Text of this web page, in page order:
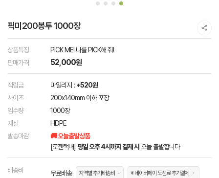
픽미200봉투 1000장
상품특징
PICK ME! 나를 PICK해 줘!
판매가격
52,000원
적립금 마일리지 : +520원
사이즈
200x140mm 이하 포장
입수량
1000장
재질
HDPE
발송마감
🚚 오늘출발상품
[로젠택배] 평일 오후 4시까지 결제 시 오늘 출발합니다
배송비 무료배송 지역별 추가배송비 ※ 네이버페이 도선료 추가결제